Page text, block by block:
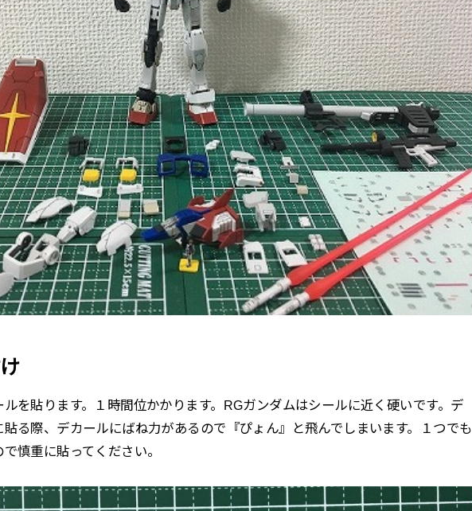
を貼ります。１時間位かかります。RGガンダムはシールに近く硬いです。デ
る際、デカールにばね力があるので『ぴょん』と飛んでしまいます。１つでも
慎重に貼ってください。